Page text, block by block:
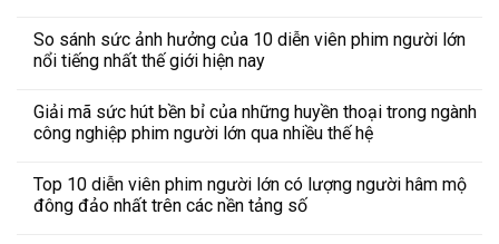
So sánh sức ảnh hưởng của 10 diễn viên phim người lớn
nổi tiếng nhất thế giới hiện nay
Giải mã sức hút bền bỉ của những huyền thoại trong ngành
công nghiệp phim người lớn qua nhiều thế hệ
Top 10 diễn viên phim người lớn có lượng người hâm mộ
đông đảo nhất trên các nền tảng số